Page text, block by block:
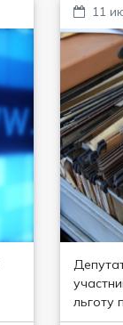
11
льготу